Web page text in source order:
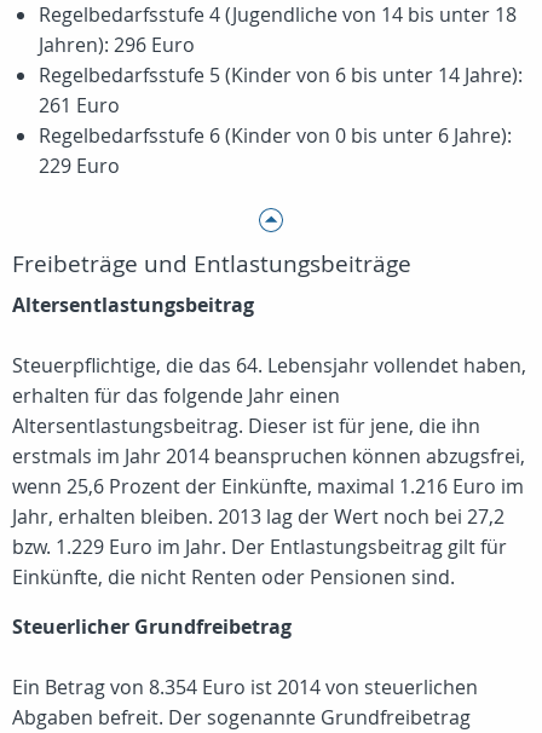
Regelbedarfsstufe 4 (Jugendliche von 14 bis unter 18
Jahren): 296 Euro
Regelbedarfsstufe 5 (Kinder von 6 bis unter 14 Jahre):
261 Euro
Regelbedarfsstufe 6 (Kinder von 0 bis unter 6 Jahre):
229 Euro
Freibeträge und Entlastungsbeiträge
Altersentlastungsbeitrag
Steuerpflichtige, die das 64. Lebensjahr vollendet haben,
erhalten für das folgende Jahr einen
Altersentlastungsbeitrag. Dieser ist für jene, die ihn
erstmals im Jahr 2014 beanspruchen können abzugsfrei,
wenn 25,6 Prozent der Einkünfte, maximal 1.216 Euro im
Jahr, erhalten bleiben. 2013 lag der Wert noch bei 27,2
bzw. 1.229 Euro im Jahr. Der Entlastungsbeitrag gilt für
Einkünfte, die nicht Renten oder Pensionen sind.
Steuerlicher Grundfreibetrag
Ein Betrag von 8.354 Euro ist 2014 von steuerlichen
Abgaben befreit. Der sogenannte Grundfreibetrag